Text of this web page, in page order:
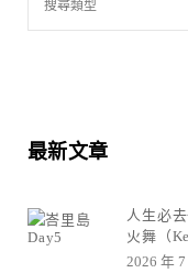
最新文章
人生必
火舞（
2026 年 7